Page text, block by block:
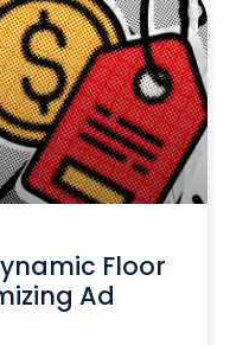
Floor
Ad